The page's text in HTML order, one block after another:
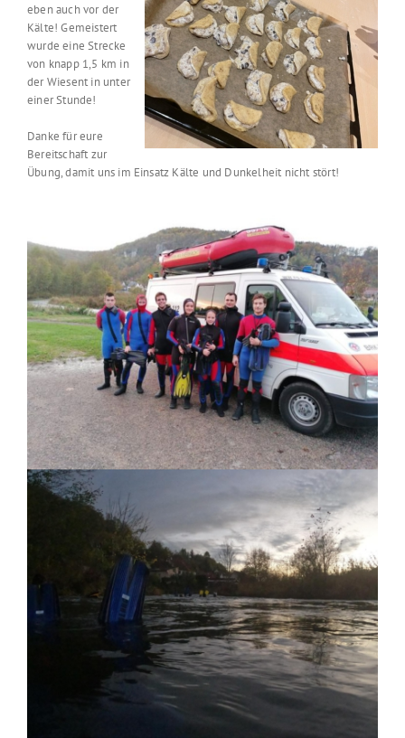
eben auch vor der
Kälte! Gemeistert
wurde eine Strecke
von knapp 1,5 km in
der Wiesent in unter
einer Stunde!
Danke für eure
Bereitschaft zur
Übung, damit uns im Einsatz Kälte und Dunkelheit nicht stört!